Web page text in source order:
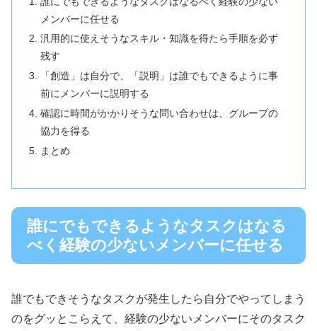
メンバーに任せる
汎用的に使えそうなスキル・知識を得たら手順を必ず
残す
「創造」は自分で、「説明」は誰でもできるように事
前にメンバーに説明する
確認に時間がかかりそうな問い合わせは、グループの
協力を得る
まとめ
誰にでもできるようなタスクはなる
べく経験の少ないメンバーに任せる
誰でもできそうなタスクが発生したら自分でやってしまう
のをグッとこらえて、経験の少ないメンバーにそのタスク